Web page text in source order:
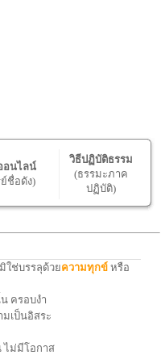
อนไลน์
ชื่อดัง)
วิธีปฏิบัติธรรม
(ธรรมะภาค
ปฏิบัติ)
ใช่บรรลุด้วยความทุกข์หรือ
ครอบงำ
เป็นอิสระ
ไม่มีโอกาส